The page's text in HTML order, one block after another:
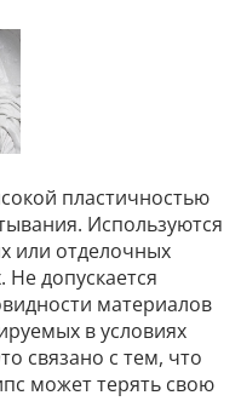
пластичностью
Используются
или отделочных
допускается
материалов
в условиях
связано с тем, что
может терять свою